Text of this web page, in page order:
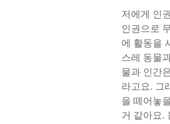
저에게 인
인권으로
에 활동을
스레 동물
물과 인간
라고요. 그
을 떼어놓
거 같아요.